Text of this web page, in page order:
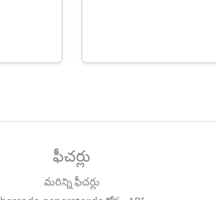
ఫీచర్లు
మరిన్ని ఫీచర్లు